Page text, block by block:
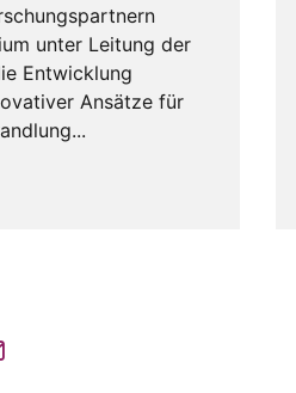
unter Leitung der
Entwicklung
Ansätze für